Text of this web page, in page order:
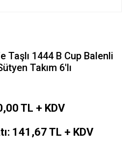
Taşlı 1444 B Cup Balenli
Takım 6'lı
TL + KDV
141,67 TL + KDV